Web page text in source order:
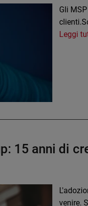
Gli
Leggi
15 anni di
venire.